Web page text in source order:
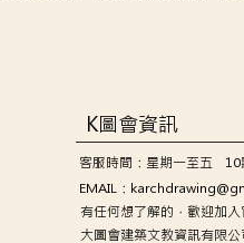
K圖會資訊
客服時間：星期一至五
EMAIL：
有任何想了解的，歡迎加入
大圖會建築文教資訊有限公